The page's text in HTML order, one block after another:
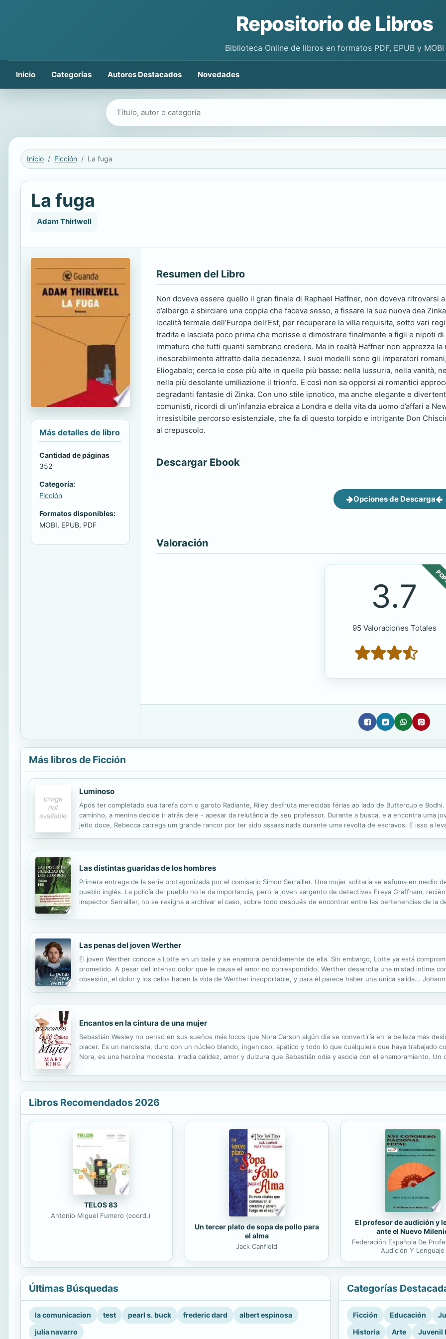
Repositorio de Libros
Biblioteca Online de libros en formatos PDF, EPUB y MOBI
Inicio Categorías Autores Destacados Novedades
Buscar libros
Inicio Ficción La fuga
La fuga
Adam Thirlwell
Más detalles de libro
Cantidad de páginas
352
Categoría:
Ficción
Formatos disponibles:
MOBI, EPUB, PDF
Resumen del Libro
Non doveva essere quello il gran finale di Raphael Haffner, non doveva ritrovarsi
d’albergo a sbirciare una coppia che faceva sesso, a fissare la sua nuova dea
località termale dell’Europa dell’Est, per recuperare la villa requisita, sotto vari
tradita e lasciata poco prima che morisse e dimostrare finalmente a figli e nipoti
immaturo che tutti quanti sembrano credere. Ma in realtà Haffner non apprezza
inesorabilmente attratto dalla decadenza. I suoi modelli sono gli imperatori
Eliogabalo; cerca le cose più alte in quelle più basse: nella lussuria, nella vanità,
nella più desolante umiliazione il trionfo. E così non sa opporsi ai romantici
degradanti fantasie di Zinka. Con uno stile ipnotico, ma anche elegante e
comunisti, ricordi di un’infanzia ebraica a Londra e della vita da uomo d’affari a
irresistibile percorso esistenziale, che fa di questo torpido e intrigante Don
al crepuscolo.
Descargar Ebook
Opciones de Descarga
Valoración
3.7
95 Valoraciones Totales
Más libros de Ficción
Luminoso
Após ter completado sua tarefa com o garoto Radiante, Riley desfruta merecidas férias ao lado de Buttercup e
caminho, a menina decide ir atrás dele - apesar da relutância de seu professor. Durante a busca, ela encontra uma
jeito doce, Rebecca carrega um grande rancor por ter sido assassinada durante uma revolta de escravos. E isso a
Las distintas guaridas de los hombres
Primera entrega de la serie protagonizada por el comisario Simon Serrailler. Una mujer solitaria se esfuma en medio
pueblo inglés. La policía del pueblo no le da importancia, pero la joven sargento de detectives Freya Graffham,
inspector Serrailler, no se resigna a archivar el caso, sobre todo después de encontrar entre las pertenencias de la
Las penas del joven Werther
El joven Werther conoce a Lotte en un baile y se enamora perdidamente de ella. Sin embargo, Lotte ya está
prometido. A pesar del intenso dolor que le causa el amor no correspondido, Werther desarrolla una mistad intima
obsesión, el dolor y los celos hacen la vida de Werther insoportable, y para él parece haber una única salida...
Encantos en la cintura de una mujer
Sebastián Wesley no pensó en sus sueños más locos que Nora Carson algún día se convertiría en la belleza más
placer. Es un narcisista, duro con un núcleo blando, ingenioso, apático y todo lo que cualquiera que haya trabajado
Nora, es una heroína modesta. Irradia calidez, amor y dulzura que Sebastián odia y asocia con el enamoramiento.
Libros Recomendados 2026
TELOS 83
Antonio Miguel Fumero (coord.)
Un tercer plato de sopa de pollo para
el alma
Jack Canfield
El profesor de audición y
ante el Nuevo
Federación Española De
Audición Y Lenguaje
Últimas Búsquedas
la comunicacion test pearl s. buck frederic dard
albert espinosa
julia navarro
Categorías
Ficción Educación
Historia
Arte Juvenil